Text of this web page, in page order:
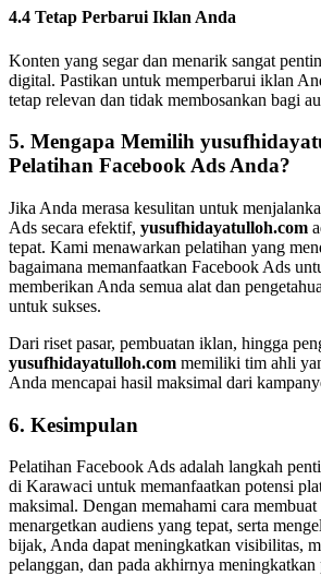
4.4 Tetap Perbarui Iklan Anda
Konten yang segar dan menarik sangat
digital. Pastikan untuk memperbarui iklan
tetap relevan dan tidak membosankan bagi
5. Mengapa Memilih
Pelatihan Facebook Ads Anda?
Jika Anda merasa kesulitan untuk
Ads secara efektif, yusufhidayatulloh.com
tepat. Kami menawarkan pelatihan yang
bagaimana memanfaatkan Facebook Ads
memberikan Anda semua alat dan
untuk sukses.
Dari riset pasar, pembuatan iklan, hingga
yusufhidayatulloh.com memiliki tim ahli
Anda mencapai hasil maksimal dari
6. Kesimpulan
Pelatihan Facebook Ads adalah langkah
di Karawaci untuk memanfaatkan potensi
maksimal. Dengan memahami cara
menargetkan audiens yang tepat, serta
bijak, Anda dapat meningkatkan visibilitas,
pelanggan, dan pada akhirnya meningkatkan